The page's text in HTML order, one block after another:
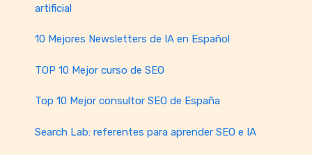
artificial
10 Mejores Newsletters de IA en Español
TOP 10 Mejor curso de SEO
Top 10 Mejor consultor SEO de España
Search Lab: referentes para aprender SEO e IA